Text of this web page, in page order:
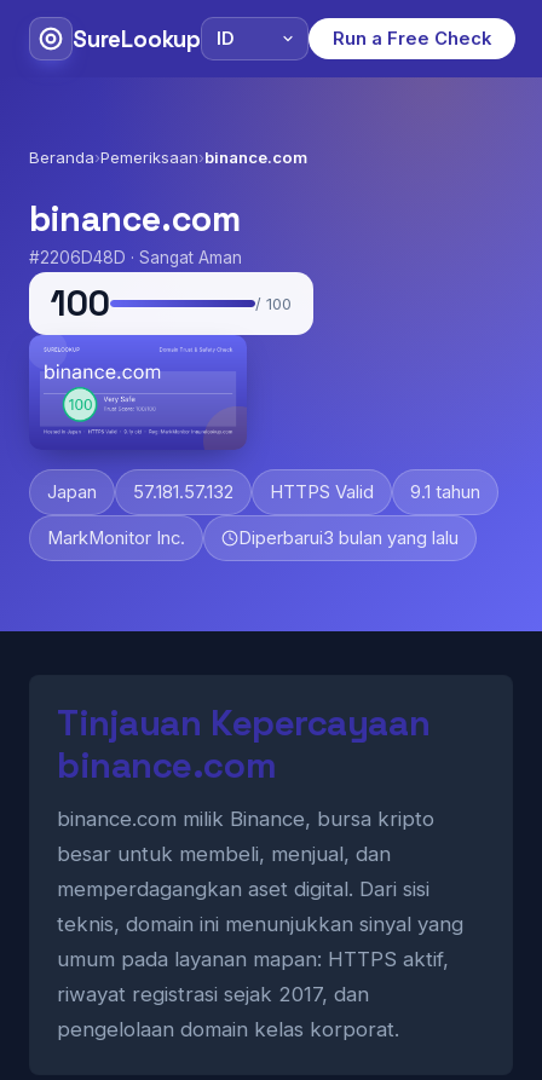
SureLookup Run a Free Check
Beranda›Pemeriksaan›binance.com
binance.com
#2206D48D · Sangat Aman
100 / 100
Japan 57.181.57.132 HTTPS Valid 9.1 tahun
MarkMonitor Inc. Diperbarui3 bulan yang lalu
Tinjauan Kepercayaan
binance.com
binance.com milik Binance, bursa kripto
besar untuk membeli, menjual, dan
memperdagangkan aset digital. Dari sisi
teknis, domain ini menunjukkan sinyal yang
umum pada layanan mapan: HTTPS aktif,
riwayat registrasi sejak 2017, dan
pengelolaan domain kelas korporat.